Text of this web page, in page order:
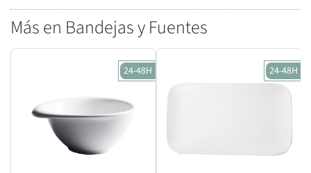
Más en Bandejas y Fuentes
24-48H 24-48H